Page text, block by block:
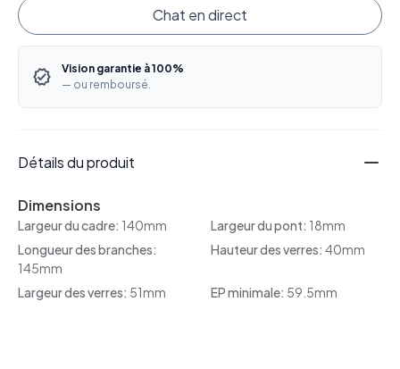
Chat en direct
Vision garantie à 100%
— ou remboursé.
Détails du produit
Dimensions
Largeur du cadre: 140mm Largeur du pont: 18mm
Longueur des branches:
145mm
Hauteur des verres: 40mm
Largeur des verres: 51mm EP minimale: 59.5mm